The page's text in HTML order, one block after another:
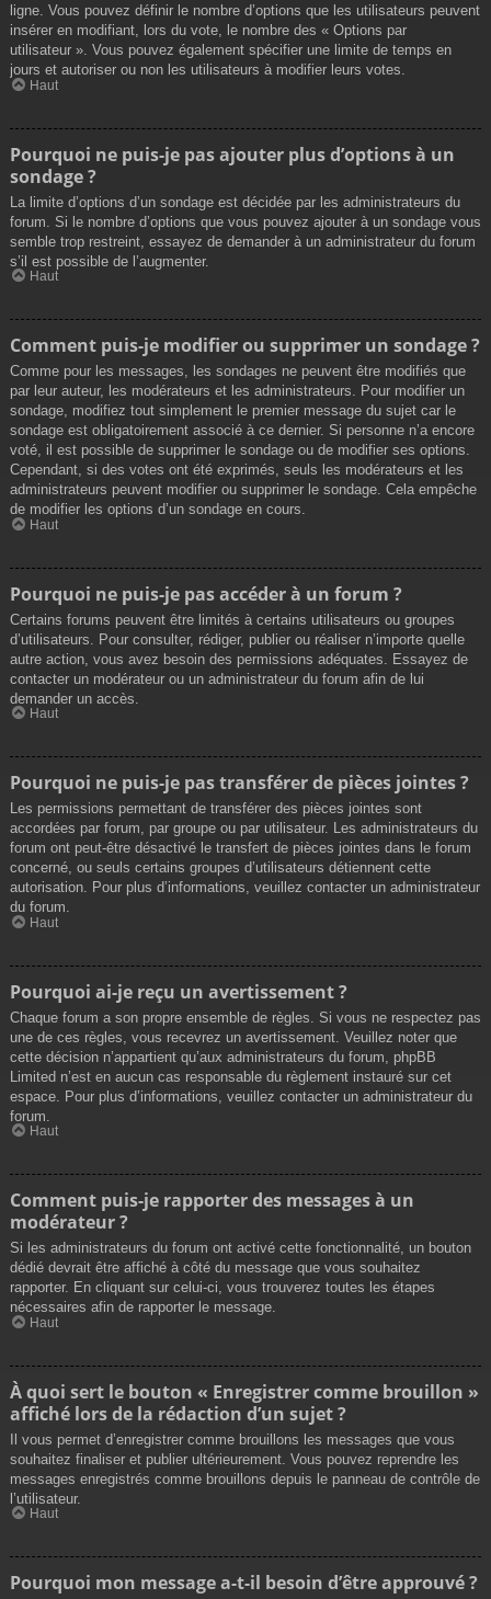
ligne. Vous pouvez définir le nombre d’options que les utilisateurs peuvent
insérer en modifiant, lors du vote, le nombre des « Options par
utilisateur ». Vous pouvez également spécifier une limite de temps en
jours et autoriser ou non les utilisateurs à modifier leurs votes.
Haut
Pourquoi ne puis-je pas ajouter plus d’options à un
sondage ?
La limite d’options d’un sondage est décidée par les administrateurs du
forum. Si le nombre d’options que vous pouvez ajouter à un sondage vous
semble trop restreint, essayez de demander à un administrateur du forum
s’il est possible de l’augmenter.
Haut
Comment puis-je modifier ou supprimer un sondage ?
Comme pour les messages, les sondages ne peuvent être modifiés que
par leur auteur, les modérateurs et les administrateurs. Pour modifier un
sondage, modifiez tout simplement le premier message du sujet car le
sondage est obligatoirement associé à ce dernier. Si personne n’a encore
voté, il est possible de supprimer le sondage ou de modifier ses options.
Cependant, si des votes ont été exprimés, seuls les modérateurs et les
administrateurs peuvent modifier ou supprimer le sondage. Cela empêche
de modifier les options d’un sondage en cours.
Haut
Pourquoi ne puis-je pas accéder à un forum ?
Certains forums peuvent être limités à certains utilisateurs ou groupes
d’utilisateurs. Pour consulter, rédiger, publier ou réaliser n’importe quelle
autre action, vous avez besoin des permissions adéquates. Essayez de
contacter un modérateur ou un administrateur du forum afin de lui
demander un accès.
Haut
Pourquoi ne puis-je pas transférer de pièces jointes ?
Les permissions permettant de transférer des pièces jointes sont
accordées par forum, par groupe ou par utilisateur. Les administrateurs du
forum ont peut-être désactivé le transfert de pièces jointes dans le forum
concerné, ou seuls certains groupes d’utilisateurs détiennent cette
autorisation. Pour plus d’informations, veuillez contacter un administrateur
du forum.
Haut
Pourquoi ai-je reçu un avertissement ?
Chaque forum a son propre ensemble de règles. Si vous ne respectez pas
une de ces règles, vous recevrez un avertissement. Veuillez noter que
cette décision n’appartient qu’aux administrateurs du forum, phpBB
Limited n’est en aucun cas responsable du règlement instauré sur cet
espace. Pour plus d’informations, veuillez contacter un administrateur du
forum.
Haut
Comment puis-je rapporter des messages à un
modérateur ?
Si les administrateurs du forum ont activé cette fonctionnalité, un bouton
dédié devrait être affiché à côté du message que vous souhaitez
rapporter. En cliquant sur celui-ci, vous trouverez toutes les étapes
nécessaires afin de rapporter le message.
Haut
À quoi sert le bouton « Enregistrer comme brouillon »
affiché lors de la rédaction d’un sujet ?
Il vous permet d’enregistrer comme brouillons les messages que vous
souhaitez finaliser et publier ultérieurement. Vous pouvez reprendre les
messages enregistrés comme brouillons depuis le panneau de contrôle de
l’utilisateur.
Haut
Pourquoi mon message a-t-il besoin d’être approuvé ?